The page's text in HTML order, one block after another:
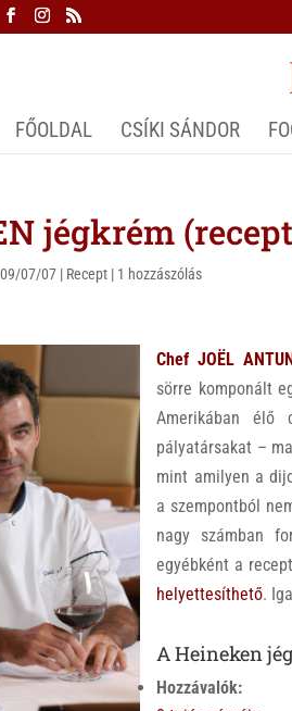
FŐOLDAL CSÍKI SÁNDOR
jégkrém
07/07 | Recept | 1 hozzászólás
Chef JOËL
sörre komponált
Amerikában
pályatársakat –
mint amilyen a
a szempontból
nagy számban
egyébként a
helyettesíthető.
A Heineken
Hozzávalók: